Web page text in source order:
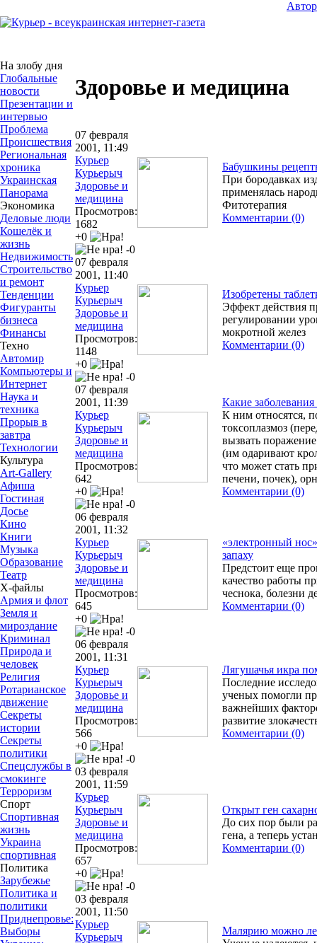
На злобу дня
Глобальные
новости
Презентации и
интервью
Проблема
Происшествия
Региональная
хроника
Украинская
Панорама
Экономика
Деловые люди
Кошелёк и
жизнь
Недвижимость
Строительство
и ремонт
Тенденции
Фигуранты
бизнеса
Финансы
Техно
Автомир
Компьютеры и
Интернет
Наука и
техника
Прорыв в
завтра
Технологии
Культура
Art-Gallery
Афиша
Гостиная
Досье
Кино
Книги
Музыка
Образование
Театр
Х-файлы
Армия и флот
Земля и
мироздание
Криминал
Природа и
человек
Религия
Ротарианское
движение
Секреты
истории
Секреты
политики
Спецслужбы в
смокинге
Терроризм
Спорт
Спортивная
жизнь
Украина
спортивная
Политика
Зарубежье
Политика и
политики
Приднепровье:
Выборы
Здоровье и медицина
07 февраля
2001, 11:49
Курьер
Курьерыч
Здоровье и
медицина
Просмотров:
1682
+0
-0
Бабушкины
При бородавках
применялась
Фитотерапия
Комментарии (0)
07 февраля
2001, 11:40
Курьер
Курьерыч
Здоровье и
медицина
Просмотров:
1148
+0
-0
Изобретены
Эффект действия
регулировании
мокротной желез
Комментарии (0)
07 февраля
2001, 11:39
Курьер
Курьерыч
Здоровье и
медицина
Просмотров:
642
+0
-0
Какие
К ним относятся,
токсоплазмоз
вызвать
(им одаривают
что может стать
печени, почек),
Комментарии (0)
06 февраля
2001, 11:32
Курьер
Курьерыч
Здоровье и
медицина
Просмотров:
645
+0
-0
«электронный
запаху
Предстоит еще
качество работы
чеснока, болезни
Комментарии (0)
06 февраля
2001, 11:31
Курьер
Курьерыч
Здоровье и
медицина
Просмотров:
566
+0
-0
Лягушачья икра
Последние
ученых помогли
важнейших
развитие
Комментарии (0)
03 февраля
2001, 11:59
Курьер
Курьерыч
Здоровье и
медицина
Просмотров:
657
+0
-0
Открыт ген
До сих пор были
гена, а теперь
Комментарии (0)
03 февраля
2001, 11:50
Курьер
Курьерыч
Малярию можно